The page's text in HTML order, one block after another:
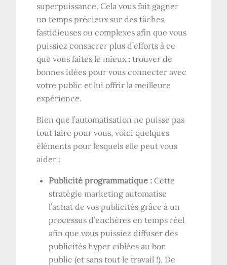
superpuissance. Cela vous fait gagner
un temps précieux sur des tâches
fastidieuses ou complexes afin que vous
puissiez consacrer plus d’efforts à ce
que vous faites le mieux : trouver de
bonnes idées pour vous connecter avec
votre public et lui offrir la meilleure
expérience.
Bien que l’automatisation ne puisse pas
tout faire pour vous, voici quelques
éléments pour lesquels elle peut vous
aider :
Publicité programmatique : Cette
stratégie marketing automatise
l’achat de vos publicités grâce à un
processus d’enchères en temps réel
afin que vous puissiez diffuser des
publicités hyper ciblées au bon
public (et sans tout le travail !). De